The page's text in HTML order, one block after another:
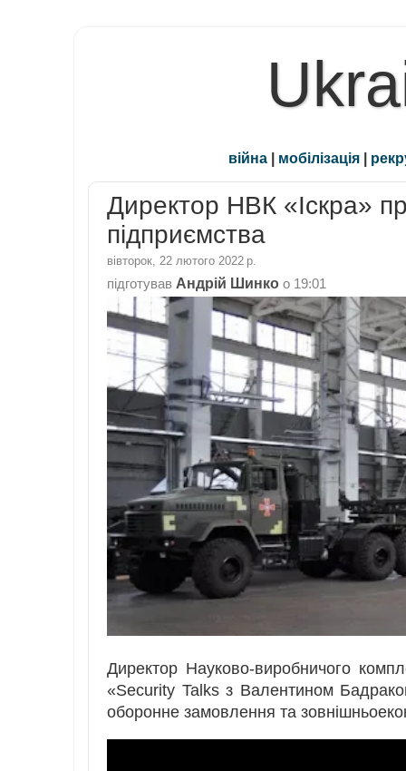
війна | мобілізація |
Директор НВК «Іскра»
підприємства
вівторок, 22 лютого 2022 р.
підготував Андрій Шинко о 19:01
Директор Науково-виробничого
«Security Talks з Валентином
оборонне замовлення та